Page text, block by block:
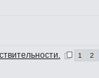
1
2